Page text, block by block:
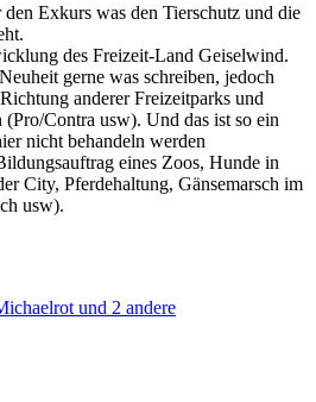
Exkurs was den Tierschutz und die
des Freizeit-Land Geiselwind.
gerne was schreiben, jedoch
anderer Freizeitparks und
Contra usw). Und das ist so ein
nicht behandeln werden
eines Zoos, Hunde in
City, Pferdehaltung, Gänsemarsch im
usw).
und 2 andere